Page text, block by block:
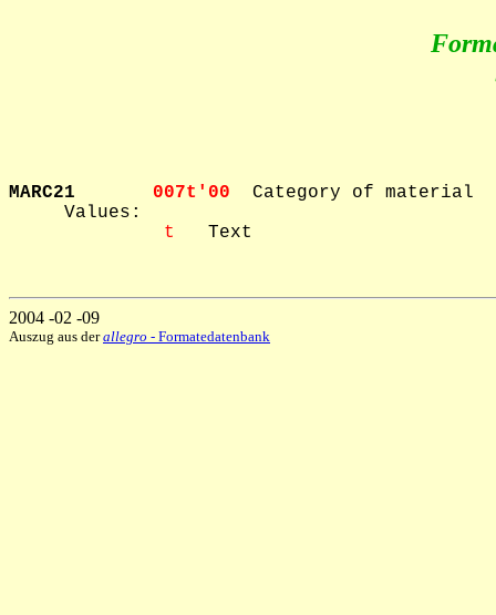
MARC21 007t'00 Category of material
     Values:
t
   Text
2004 -02 -09
Auszug aus derallegro - Formatedatenbank